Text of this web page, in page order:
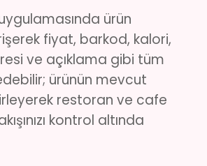
ürün
fiyat, barkod, kalori,
ve açıklama gibi tüm
ürünün mevcut
restoran ve cafe
kontrol altında